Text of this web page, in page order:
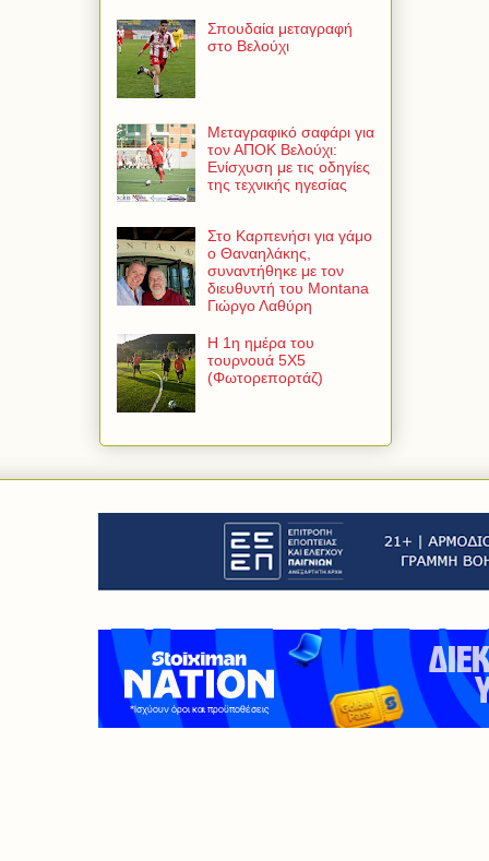
Σπουδαία μεταγραφή
στο Βελούχι
Μεταγραφικό σαφάρι για
τον ΑΠΟΚ Βελούχι:
Ενίσχυση με τις οδηγίες
της τεχνικής ηγεσίας
Στο Καρπενήσι για γάμο
ο Θαναηλάκης,
συναντήθηκε με τον
διευθυντή του Montana
Γιώργο Λαθύρη
Η 1η ημέρα του
τουρνουά 5Χ5
(Φωτορεπορτάζ)